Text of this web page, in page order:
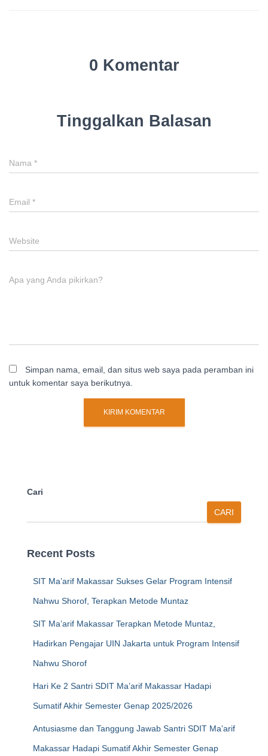
0 Komentar
Tinggalkan Balasan
Nama *
Email *
Website
Apa yang Anda pikirkan?
Simpan nama, email, dan situs web saya pada peramban ini
untuk komentar saya berikutnya.
Cari
CARI
Recent Posts
SIT Ma’arif Makassar Sukses Gelar Program Intensif
Nahwu Shorof, Terapkan Metode Muntaz
SIT Ma’arif Makassar Terapkan Metode Muntaz,
Hadirkan Pengajar UIN Jakarta untuk Program Intensif
Nahwu Shorof
Hari Ke 2 Santri SDIT Ma’arif Makassar Hadapi
Sumatif Akhir Semester Genap 2025/2026
Antusiasme dan Tanggung Jawab Santri SDIT Ma’arif
Makassar Hadapi Sumatif Akhir Semester Genap